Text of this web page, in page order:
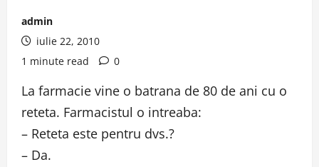
admin
iulie 22, 2010
1 minute read
0
La farmacie vine o batrana de 80 de ani cu o
reteta. Farmacistul o intreaba:
– Reteta este pentru dvs.?
– Da.